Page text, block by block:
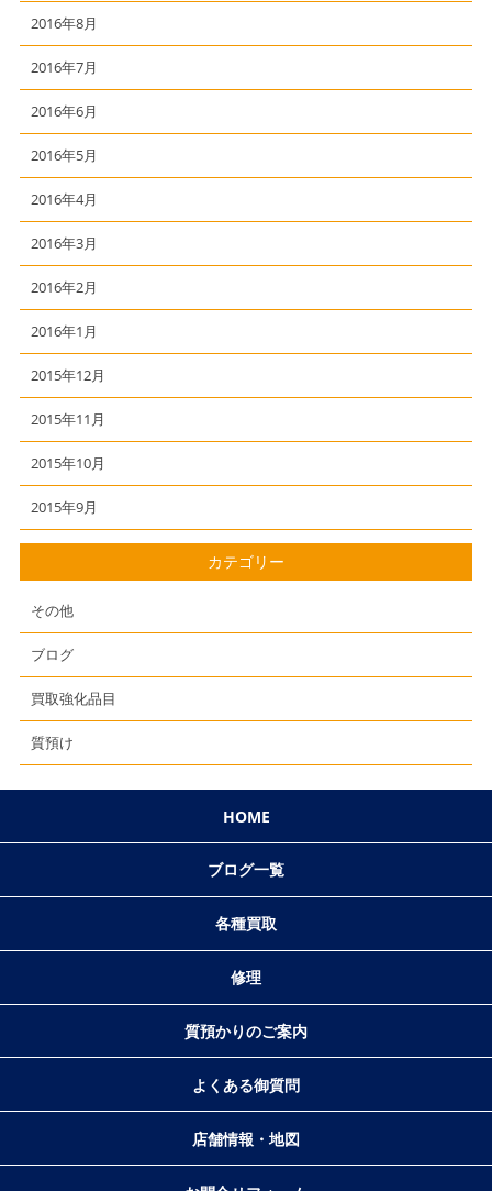
2016年8月
2016年7月
2016年6月
2016年5月
2016年4月
2016年3月
2016年2月
2016年1月
2015年12月
2015年11月
2015年10月
2015年9月
カテゴリー
その他
ブログ
買取強化品目
質預け
HOME
ブログ一覧
各種買取
修理
質預かりのご案内
よくある御質問
店舗情報・地図